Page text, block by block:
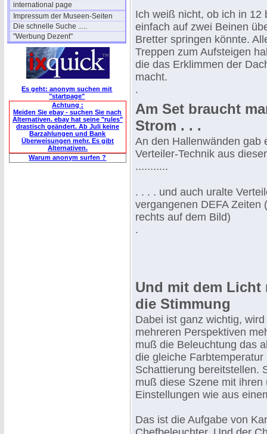
international page
Impressum der Museen-Seiten
Die schnelle Suche .....
"Werbung Dezent"
Es geht: anonym suchen mit
"startpage"
Achtung :
Meiden Sie ebay - suchen Sie nach
Alternativen. ebay hat seine "rules"
drastisch geändert. Ab Juli keine
Barzahlungen und Bank
Überweisungen mehr. Es gibt
Alternativen.
Warum anonym surfen ?
Ich weiß nicht, ob ich in 12
einfach auf zwei Beinen
Bretter springen könnte.
Treppen zum Aufsteigen
die das Erklimmen der
macht.
.
Am Set braucht
Strom . . .
An den Hallenwänden gab
Verteiler-Technik aus
...........
. . . . und auch uralte
vergangenen DEFA Zeiten
rechts auf dem Bild)
.
Und mit dem Licht
die Stimmung
Dabei ist ganz wichtig,
mehreren Perspektiven
muß die Beleuchtung das
die gleiche
Schattierung bereitstellen.
muß diese Szene mit ihren
Einstellungen wie aus
Das ist die Aufgabe von